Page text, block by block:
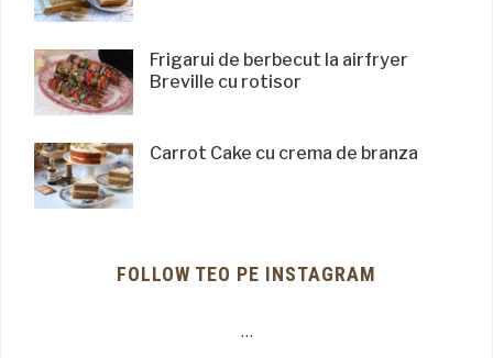
Frigarui de berbecut la airfryer
Breville cu rotisor
Carrot Cake cu crema de branza
FOLLOW TEO PE INSTAGRAM
…